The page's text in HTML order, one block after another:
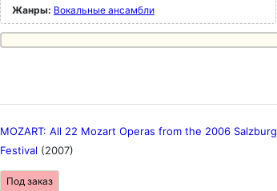
Жанры: Вокальные ансамбли
MOZART: All 22 Mozart Operas from the 2006 Salzburg
Festival (2007)
Под заказ